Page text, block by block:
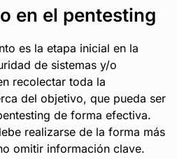
en el pentesting
es la etapa inicial en la
de sistemas y/o
recolectar toda la
del objetivo, que pueda ser
de forma efectiva.
realizarse de la forma más
omitir información clave.